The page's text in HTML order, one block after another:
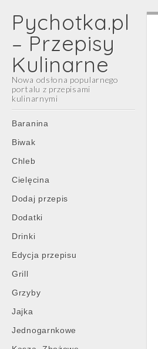
Pychotka.pl
– Przepisy
Kulinarne
Nowa odsłona popularnego
portalu z przepisami
kulinarnymi
Main
menu
Skip
content
Baranina
Biwak
Chleb
Cielęcina
Dodaj przepis
Dodatki
Drinki
Edycja przepisu
Grill
Grzyby
Jajka
Jednogarnkowe